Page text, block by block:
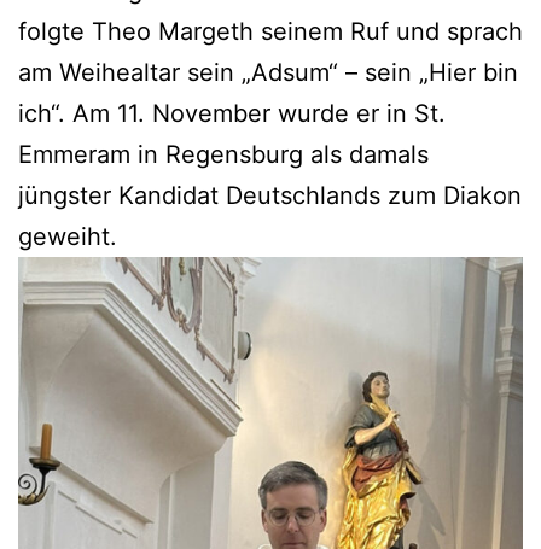
folgte Theo Margeth seinem Ruf und sprach
am Weihealtar sein „Adsum“ – sein „Hier bin
ich“. Am 11. November wurde er in St.
Emmeram in Regensburg als damals
jüngster Kandidat Deutschlands zum Diakon
geweiht.